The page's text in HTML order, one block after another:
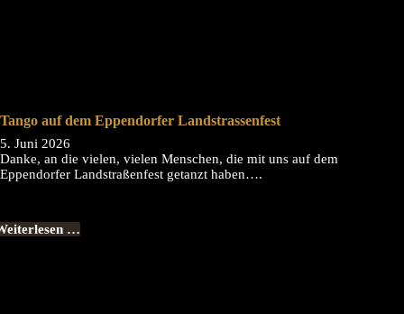
Tango auf dem Eppendorfer Landstrassenfest
5. Juni 2026
Danke, an die vielen, vielen Menschen, die mit uns auf dem
Eppendorfer Landstraßenfest getanzt haben….
…